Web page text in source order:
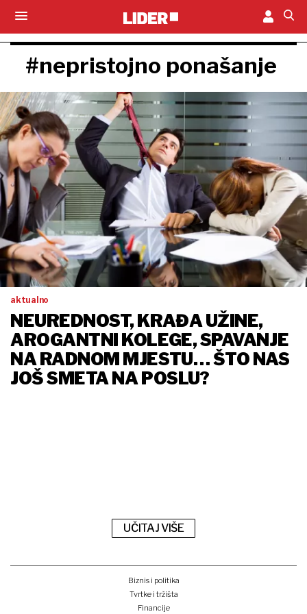
#nepristojno ponašanje
aktualno
NEUREDNOST, KRAĐA UŽINE,
AROGANTNI KOLEGE, SPAVANJE
NA RADNOM MJESTU… ŠTO NAS
JOŠ SMETA NA POSLU?
UČITAJ VIŠE
Biznis i politika
Tvrtke i tržišta
Financije